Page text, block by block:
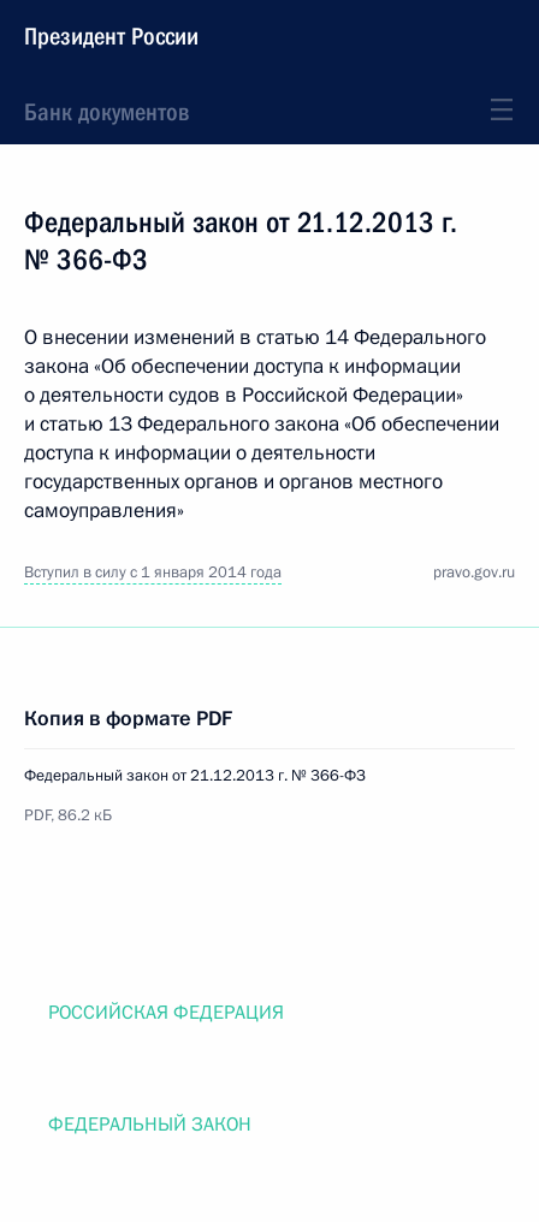
Президент России
Банк документов
Федеральный закон от 21.12.2013 г.
№ 366-ФЗ
О внесении изменений в статью 14 Федерального
закона «Об обеспечении доступа к информации
о деятельности судов в Российской Федерации»
и статью 13 Федерального закона «Об обеспечении
доступа к информации о деятельности
государственных органов и органов местного
самоуправления»
Вступил в силу с 1 января 2014 года pravo.gov.ru
Копия в формате PDF
Федеральный закон от 21.12.2013 г. № 366-ФЗ
PDF, 86.2 кБ
РОССИЙСКАЯ ФЕДЕРАЦИЯ
ФЕДЕРАЛЬНЫЙ ЗАКОН